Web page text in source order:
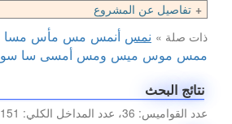
تفاصيل عن المشروع
ذات صلة » نمس أنمس مس مأس مسا
ممس موس ميس ومس أمسى سا سو
نتائج البحث
عدد القواميس: 36، عدد المداخل الكلي: 151 (0.15 ثانية)